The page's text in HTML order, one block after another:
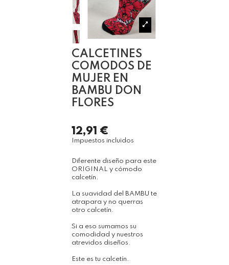
CALCETINES
COMODOS DE
MUJER EN
BAMBU DON
FLORES
12,91 €
Impuestos incluidos
Diferente diseño para este
ORIGINAL y cómodo
calcetín.
La suavidad del BAMBU te
atrapara y no querras
otro calcetín.
Si a eso sumamos su
comodidad y nuestros
atrevidos diseños.
Este es tu calcetín.